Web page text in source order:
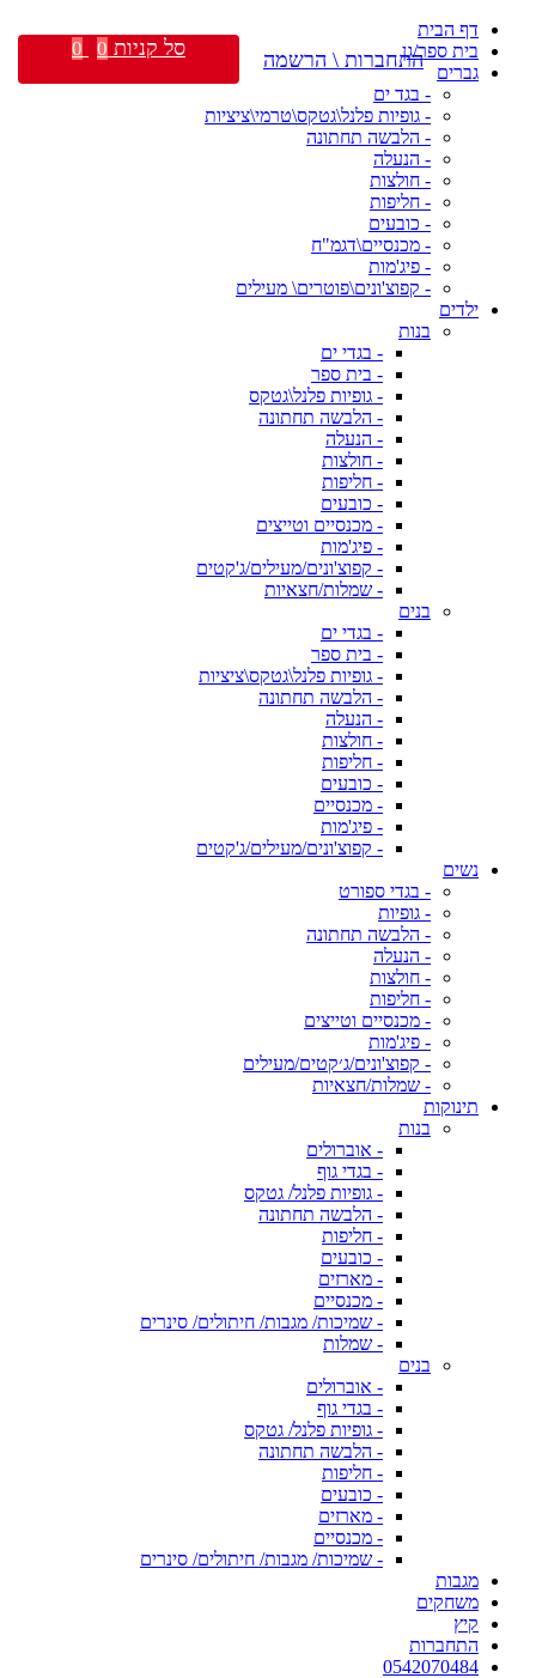
דף הבית
בית ספר/גן
גברים
- בגד ים
- גופיות פלנל\גטקס\טרמי\ציציות
- הלבשה תחתונה
- הנעלה
- חולצות
- חליפות
- כובעים
- מכנסיים\דגמ"ח
- פיג'מות
- קפוצ'ונים\פוטרים\ מעילים
ילדים
בנות
- בגדי ים
- בית ספר
- גופיות פלנל\גטקס
- הלבשה תחתונה
- הנעלה
- חולצות
- חליפות
- כובעים
- מכנסיים וטייצים
- פיג'מות
- קפוצ'ונים/מעילים/ג'קטים
- שמלות/חצאיות
בנים
- בגדי ים
- בית ספר
- גופיות פלנל\גטקס\ציציות
- הלבשה תחתונה
- הנעלה
- חולצות
- חליפות
- כובעים
- מכנסיים
- פיג'מות
- קפוצ'ונים/מעילים/ג'קטים
נשים
- בגדי ספורט
- גופיות
- הלבשה תחתונה
- הנעלה
- חולצות
- חליפות
- מכנסיים וטייצים
- פיג'מות
- קפוצ'ונים/ג׳קטים/מעילים
- שמלות/חצאיות
תינוקות
בנות
- אוברולים
- בגדי גוף
- גופיות פלנל/ גטקס
- הלבשה תחתונה
- חליפות
- כובעים
- מארזים
- מכנסיים
- שמיכות/ מגבות/ חיתולים/ סינרים
- שמלות
בנים
- אוברולים
- בגדי גוף
- גופיות פלנל/ גטקס
- הלבשה תחתונה
- חליפות
- כובעים
- מארזים
- מכנסיים
- שמיכות/ מגבות/ חיתולים/ סינרים
מגבות
משחקים
קיץ
התחברות
0542070484
התחברות \ הרשמה סל קניות 0
0